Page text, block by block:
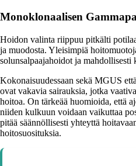
Monoklonaalisen
Hoidon valinta riippuu pitkälti
ja muodosta. Yleisimpiä
solunsalpaajahoidot ja mahdollisesti
Kokonaisuudessaan sekä MGUS
ovat vakavia sairauksia, jotka
hoitoa. On tärkeää huomioida, että
niiden kulkuun voidaan vaikuttaa
pitää säännöllisesti yhteyttä
hoitosuosituksia.